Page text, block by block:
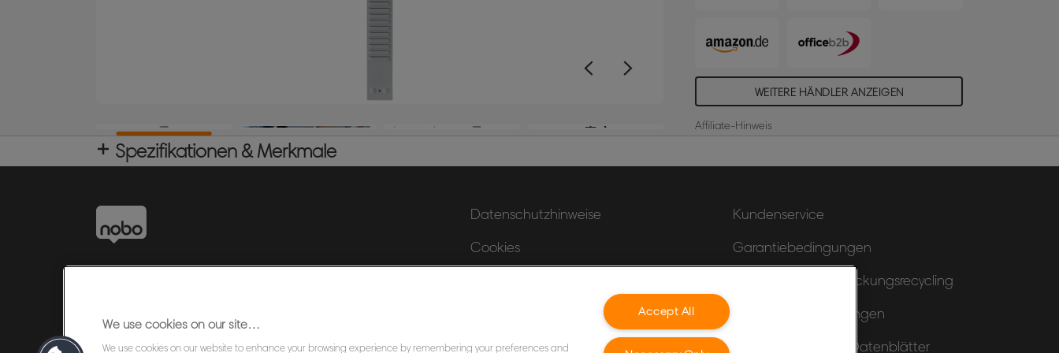
+5
mit Steckplätzen für eine bestimmte
Größe von T-Karten ausgestattet. Die
Es gibt sie in verschiedenen Größen und
Farben. Größe 2, 54 Fächer, Metall
WEITERE HÄNDLER ANZEIGEN
Affiliate-Hinweis
Spezifikationen & Merkmale
Datenschutzhinweise
Cookies
Meine Daten verwalten
Kundenservice
Garantiebedingungen
Hinweise zum Verpackungsrecycling
Konformitätserklärungen
Produktsicherheits-Datenblätter
We use cookies on our site…
We use cookies on our website to enhance your browsing experience by remembering your preferences and
Accept All